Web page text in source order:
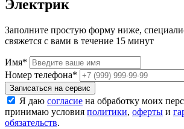
Электрик
Заполните простую форму ниже,
свяжется с вами в течение 15 минут
Имя*
Номер телефона*
Записаться на сервис
Я даю согласие на обработку моих
принимаю условия политики, оферты и
обязательств.